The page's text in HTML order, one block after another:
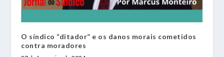
O síndico “ditador” e os danos morais cometidos
contra moradores